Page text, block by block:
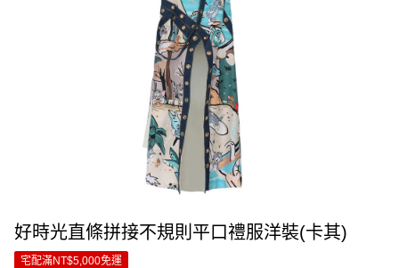
好時光直條拼接不規則平口禮服洋裝(卡其)
宅配滿NT$5,000免運